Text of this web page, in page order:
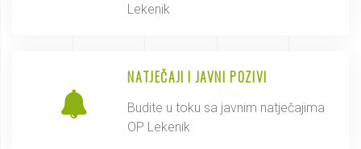
Lekenik
NATJEČAJI I JAVNI POZIVI
Budite u toku sa javnim natječajima
OP Lekenik